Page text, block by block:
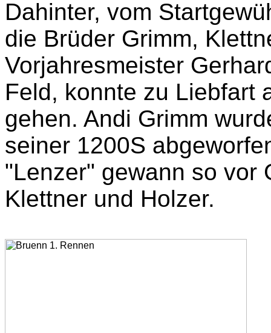
Dahinter, vom
die Brüder Grimm,
Vorjahresmeister
Feld, konnte zu Liebfart
gehen. Andi Grimm
seiner 1200S
"Lenzer" gewann so vor
Klettner und Holzer.